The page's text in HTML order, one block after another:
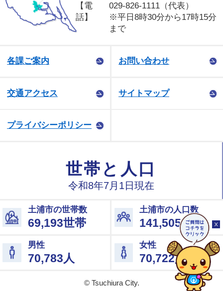
【電
話】
029-826-1111（代表）
※平日8時30分から17時15分
まで
各課ご案内 お問い合わせ
交通アクセス サイトマップ
プライバシーポリシー
© Tsuchiura City.